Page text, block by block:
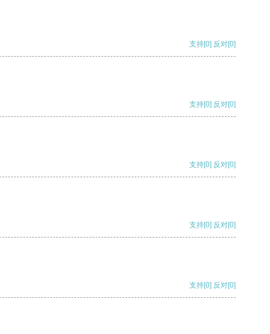
支持[0] 反对[0]
支持[0] 反对[0]
支持[0] 反对[0]
支持[0] 反对[0]
支持[0] 反对[0]